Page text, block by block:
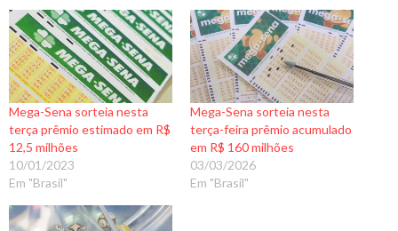
Mega-Sena sorteia nesta
terça prêmio estimado em R$
12,5 milhões
10/01/2023
Em "Brasil"
Mega-Sena sorteia nesta
terça-feira prêmio acumulado
em R$ 160 milhões
03/03/2026
Em "Brasil"